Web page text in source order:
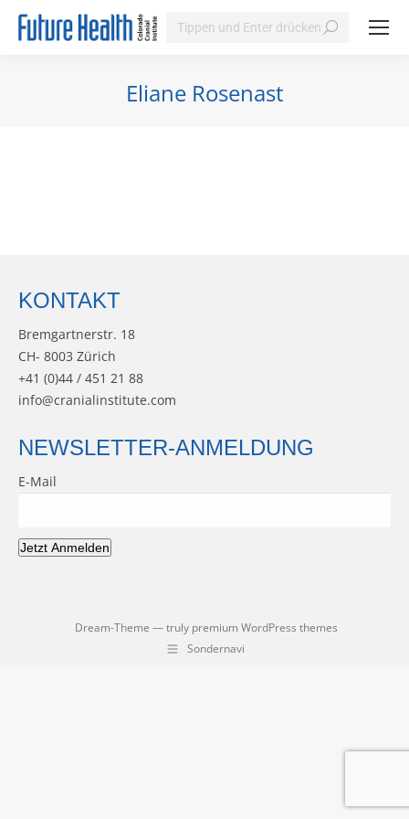
Search:
Eliane Rosenast
KONTAKT
Bremgartnerstr. 18
CH- 8003 Zürich
+41 (0)44 / 451 21 88
info@cranialinstitute.com
NEWSLETTER-ANMELDUNG
E-Mail
Jetzt Anmelden
Dream-Theme — truly premium WordPress themes
Sondernavi